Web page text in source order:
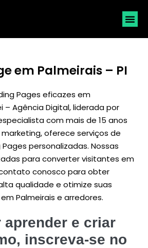
em Palmeirais – PI
Pages eficazes em
– Agência Digital, liderada por
com mais de 15 anos
oferece serviços de
personalizadas. Nossas
para converter visitantes em
conosco para obter
qualidade e otimize suas
Palmeirais e arredores.
aprender e criar
inscreva-se no